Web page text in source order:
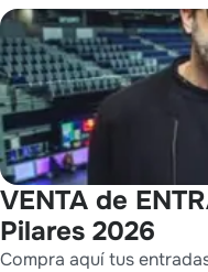
VENTA de
Pilares 2026
Compra aquí tus